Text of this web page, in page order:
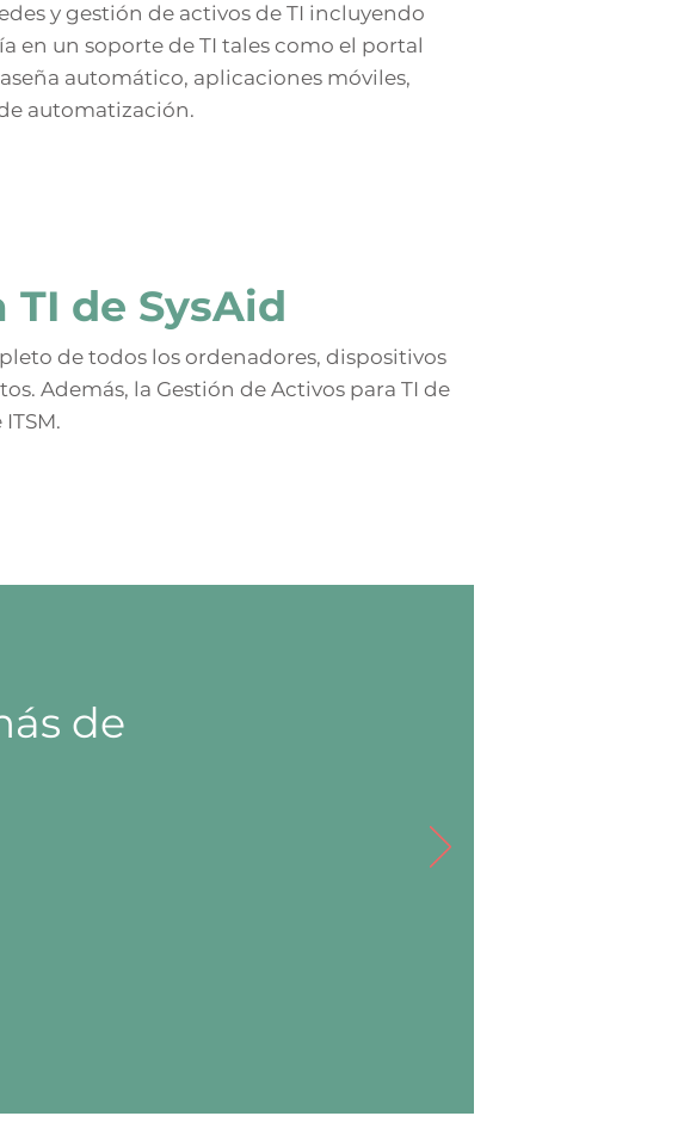
y gestión de activos de TI incluyendo
en un soporte de TI tales como el portal
automático, aplicaciones móviles,
automatización.
de SysAid
de todos los ordenadores, dispositivos
Además, la Gestión de Activos para TI de
de